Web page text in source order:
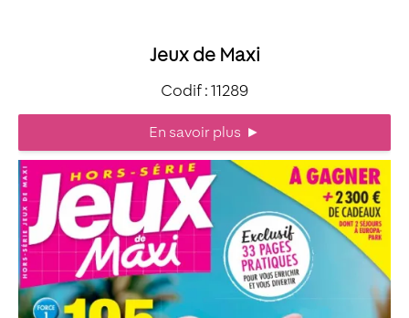
Jeux de Maxi
Codif : 11289
En savoir plus ►